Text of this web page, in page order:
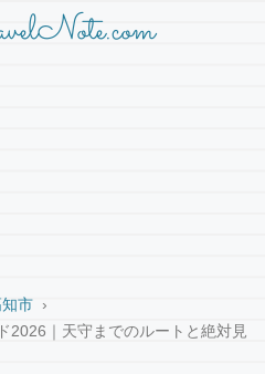
市
2026｜天守までのルートと絶対見